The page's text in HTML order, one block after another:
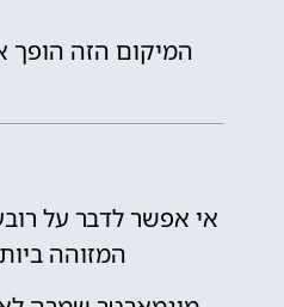
המיקום הזה הופך
המזוהה